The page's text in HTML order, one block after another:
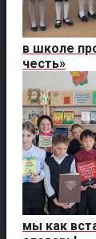
в школе
честь»
мы как